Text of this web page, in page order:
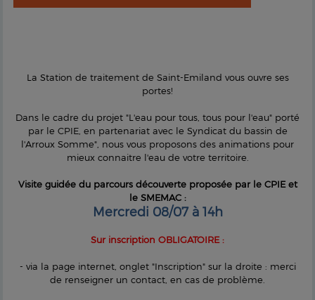
La Station de traitement de Saint-Emiland vous ouvre ses
portes!
Dans le cadre du projet "L'eau pour tous, tous pour l'eau" porté
par le CPIE, en partenariat avec le Syndicat du bassin de
l'Arroux Somme", nous vous proposons des animations pour
mieux connaitre l'eau de votre territoire.
Visite guidée du parcours découverte proposée par le CPIE et
le SMEMAC :
Mercredi 08/07 à 14h
Sur inscription OBLIGATOIRE :
- via la page internet, onglet "Inscription" sur la droite : merci
de renseigner un contact, en cas de problème.